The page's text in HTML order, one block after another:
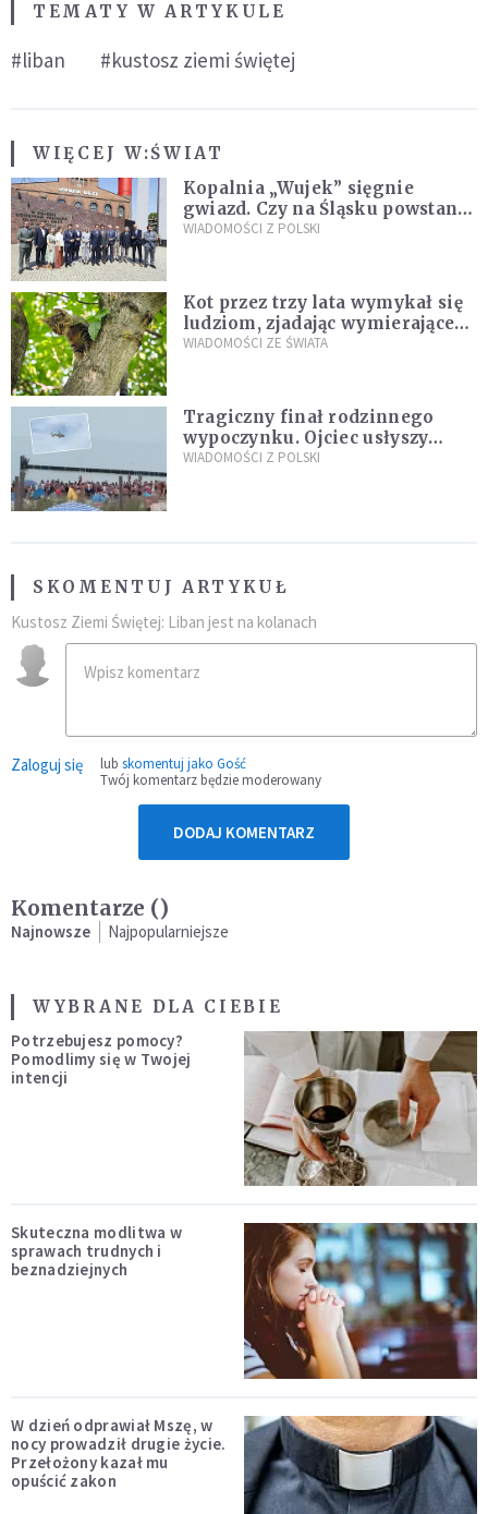
TEMATY W ARTYKULE
#liban #kustosz ziemi świętej
WIĘCEJ W:ŚWIAT
Kopalnia „Wujek” sięgnie
gwiazd. Czy na Śląsku powstanie
„Dolina Krzemowa”?
WIADOMOŚCI Z POLSKI
Kot przez trzy lata wymykał się
ludziom, zjadając wymierające
kaczki. W końcu popełnił
WIADOMOŚCI ZE ŚWIATA
Tragiczny finał rodzinnego
wypoczynku. Ojciec usłyszy
zarzuty
WIADOMOŚCI Z POLSKI
SKOMENTUJ ARTYKUŁ
Kustosz Ziemi Świętej: Liban jest na kolanach
Zaloguj się lub skomentuj jako Gość
Twój komentarz będzie moderowany
DODAJ KOMENTARZ
Komentarze ()
Najnowsze Najpopularniejsze
WYBRANE DLA CIEBIE
Potrzebujesz pomocy?
Pomodlimy się w Twojej
intencji
Skuteczna modlitwa w
sprawach trudnych i
beznadziejnych
W dzień odprawiał Mszę, w
nocy prowadził drugie życie.
Przełożony kazał mu
opuścić zakon